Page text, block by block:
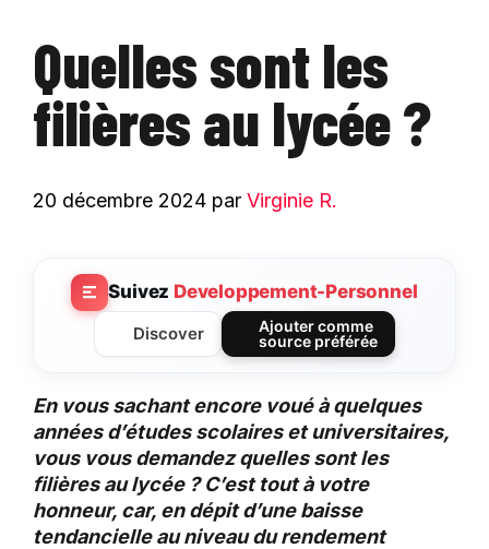
Quelles sont les
filières au lycée ?
20 décembre 2024 par Virginie R.
Suivez Developpement-Personnel
Discover
Ajouter comme
source préférée
En vous sachant encore voué à quelques
années d’études scolaires et universitaires,
vous vous demandez quelles sont les
filières au lycée ? C’est tout à votre
honneur, car, en dépit d’une baisse
tendancielle au niveau du rendement